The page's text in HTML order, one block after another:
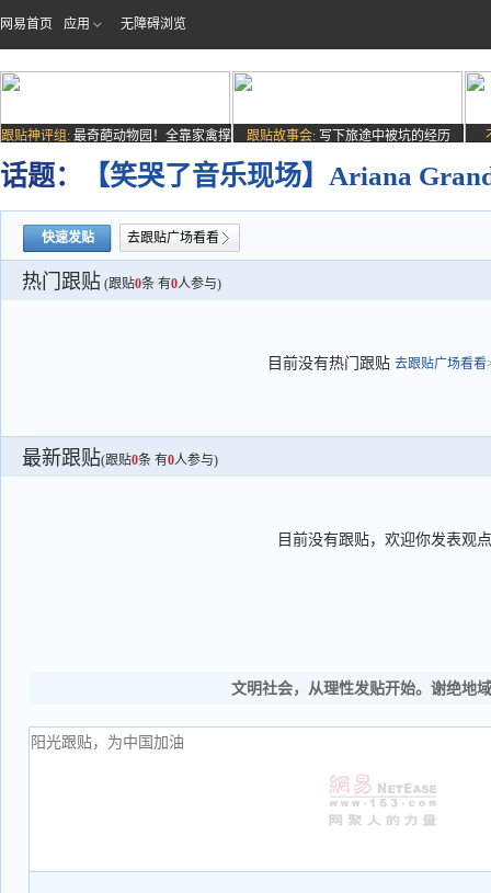
网易首页 应用 无障碍浏览
跟贴神评组: 最奇葩动物园！全靠家禽撑
场子
跟贴故事会: 写下旅途中被坑的经历
话题： 【笑哭了音乐现场】Ariana
快速发贴 去跟贴广场看看
热门跟贴 (跟贴0条 有0人参与)
目前没有热门跟贴 去跟贴广场看看
最新跟贴(跟贴0条 有0人参与)
目前没有跟贴，欢迎你发表观点
文明社会，从理性发贴开始。谢绝地